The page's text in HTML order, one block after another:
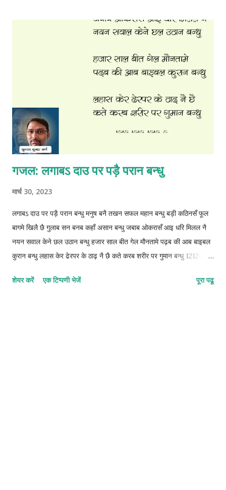
गजल: लगाबऽ दाउ पर पड़ै परान बन्धु
मार्च 30, 2023
लगाबऽ दाउ पर पड़ै परान बन्धु मनुष बनै तखन सफल महान बन्धु बड़ी कठिनसँ फूल
बागमे खिलै छै गुलाब सन बनब कहाँ असान बन्धु जबाब ओकरासँ आइ धरि मिलल नै
नयन सवाल केने छल उठान बन्धु हजार साल बीत गेल मौनतामे पढ़ब की आब बाइबल
कुरान बन्धु लहास केर ढेरपर के ठाढ़ नै छै कते करब शरीर पर गुमान बन्धु 1212-
शेयर करें एक टिप्पणी भेजें पूरा पढू